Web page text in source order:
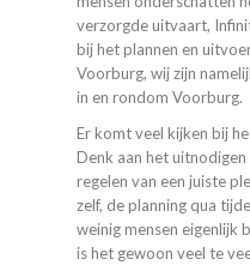
verzorgde uitvaart,
bij het plannen en
Voorburg, wij zijn
in en rondom Voorburg.
Er komt veel kijken bij
Denk aan het
regelen van een juiste
zelf, de planning qua
weinig mensen eigenlijk
is het gewoon veel te